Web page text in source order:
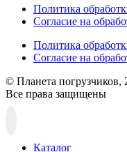
Политика
Согласие на
Политика
Согласие на
© Планета погрузчиков,
Все права защищены
Каталог